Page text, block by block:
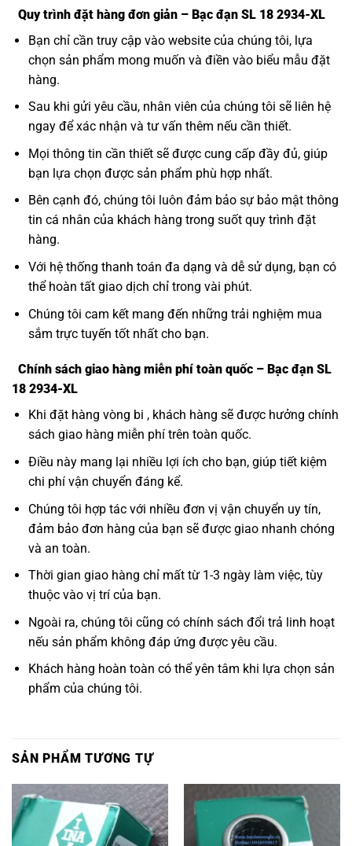
Quy trình đặt hàng đơn giản – Bạc đạn SL 18 2934-XL
Bạn chỉ cần truy cập vào website của chúng tôi, lựa
chọn sản phẩm mong muốn và điền vào biểu mẫu đặt
hàng.
Sau khi gửi yêu cầu, nhân viên của chúng tôi sẽ liên hệ
ngay để xác nhận và tư vấn thêm nếu cần thiết.
Mọi thông tin cần thiết sẽ được cung cấp đầy đủ, giúp
bạn lựa chọn được sản phẩm phù hợp nhất.
Bên cạnh đó, chúng tôi luôn đảm bảo sự bảo mật thông
tin cá nhân của khách hàng trong suốt quy trình đặt
hàng.
Với hệ thống thanh toán đa dạng và dễ sử dụng, bạn có
thể hoàn tất giao dịch chỉ trong vài phút.
Chúng tôi cam kết mang đến những trải nghiệm mua
sắm trực tuyến tốt nhất cho bạn.
Chính sách giao hàng miễn phí toàn quốc – Bạc đạn SL
18 2934-XL
Khi đặt hàng vòng bi , khách hàng sẽ được hưởng chính
sách giao hàng miễn phí trên toàn quốc.
Điều này mang lại nhiều lợi ích cho bạn, giúp tiết kiệm
chi phí vận chuyển đáng kể.
Chúng tôi hợp tác với nhiều đơn vị vận chuyển uy tín,
đảm bảo đơn hàng của bạn sẽ được giao nhanh chóng
và an toàn.
Thời gian giao hàng chỉ mất từ 1-3 ngày làm việc, tùy
thuộc vào vị trí của bạn.
Ngoài ra, chúng tôi cũng có chính sách đổi trả linh hoạt
nếu sản phẩm không đáp ứng được yêu cầu.
Khách hàng hoàn toàn có thể yên tâm khi lựa chọn sản
phẩm của chúng tôi.
SẢN PHẨM TƯƠNG TỰ